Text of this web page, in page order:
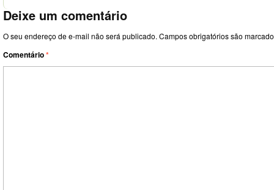
Deixe um comentário
O seu endereço de e-mail não será publicado. Campos obrigatórios são
Comentário*